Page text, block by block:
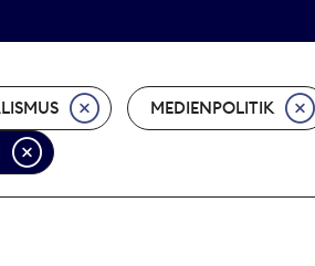
MEDIENPOLITIK